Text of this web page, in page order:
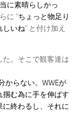
に素晴らしかっ
に “ちょっと物足り
しいね” と付け加え
。そこで観客達は
からない。WWEが
む為に手を伸ばす
終わるし、それに